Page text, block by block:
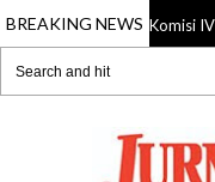
BREAKING NEWS
06 Aug 2026 Komisi